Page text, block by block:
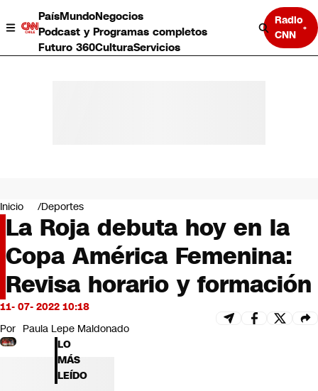
PaísMundoNegocios
Podcast y Programas completos
Futuro 360CulturaServicios
Radio
CNN
Negocios
Deportes
Programas completos
Cultura
Servicios
Bits
CNN tiempo
Futuro 360
Opinión
Inicio Deportes
La Roja debuta hoy en la
Copa América Femenina:
Revisa horario y formación
11- 07- 2022 10:18
Por Paula Lepe Maldonado
LO
MÁS
LEÍDO